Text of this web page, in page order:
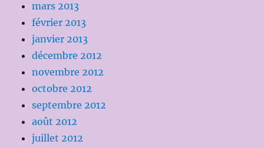
mars 2013
février 2013
janvier 2013
décembre 2012
novembre 2012
octobre 2012
septembre 2012
août 2012
juillet 2012